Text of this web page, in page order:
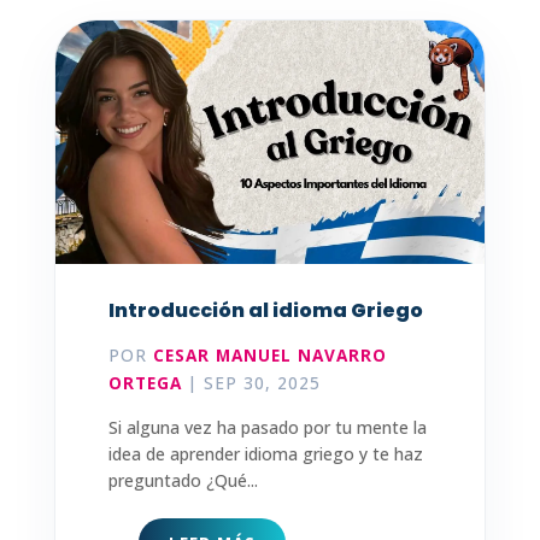
Introducción al idioma Griego
POR CESAR MANUEL NAVARRO
ORTEGA | SEP 30, 2025
Si alguna vez ha pasado por tu mente la
idea de aprender idioma griego y te haz
preguntado ¿Qué...